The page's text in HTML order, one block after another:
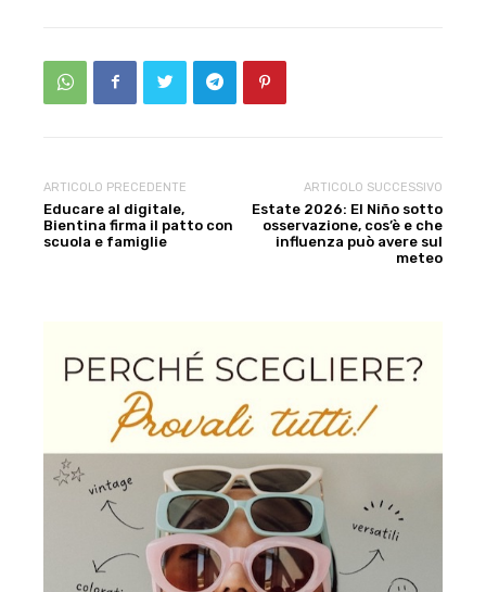
ARTICOLO PRECEDENTE
Educare al digitale,
Bientina firma il patto con
scuola e famiglie
ARTICOLO SUCCESSIVO
Estate 2026: El Niño sotto
osservazione, cos’è e che
influenza può avere sul
meteo